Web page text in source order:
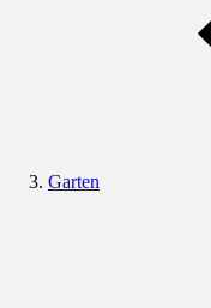
Garten